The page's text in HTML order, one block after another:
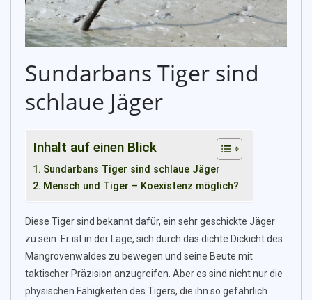
Sundarbans Tiger sind
schlaue Jäger
Inhalt auf einen Blick
Sundarbans Tiger sind schlaue Jäger
Mensch und Tiger – Koexistenz möglich?
Diese Tiger sind bekannt dafür, ein sehr geschickte Jäger
zu sein. Er ist in der Lage, sich durch das dichte Dickicht des
Mangrovenwaldes zu bewegen und seine Beute mit
taktischer Präzision anzugreifen. Aber es sind nicht nur die
physischen Fähigkeiten des Tigers, die ihn so gefährlich